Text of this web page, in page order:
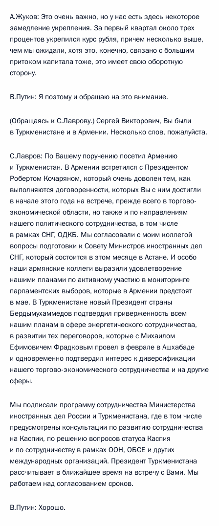
А.Жуков: Это очень важно, но у нас есть здесь некоторое
замедление укрепления. За первый квартал около трех
процентов укрепился курс рубля, причем несколько выше,
чем мы ожидали, хотя это, конечно, связано с большим
притоком капитала тоже, это имеет свою оборотную
сторону.
В.Путин: Я поэтому и обращаю на это внимание.
(Обращаясь к С.Лаврову.) Сергей Викторович, Вы были
в Туркменистане и в Армении. Несколько слов, пожалуйста.
С.Лавров: По Вашему поручению посетил Армению
и Туркменистан. В Армении встретился с Президентом
Робертом Кочаряном, который очень доволен тем, как
выполняются договоренности, которых Вы с ним достигли
в начале этого года на встрече, прежде всего в торгово-
экономической области, но также и по направлениям
нашего политического сотрудничества, в том числе
в рамках СНГ, ОДКБ. Мы согласовали с моим коллегой
вопросы подготовки к Совету Министров иностранных дел
СНГ, который состоится в этом месяце в Астане. И особо
наши армянские коллеги выразили удовлетворение
нашими планами по активному участию в мониторинге
парламентских выборов, которые в Армении предстоят
в мае. В Туркменистане новый Президент страны
Бердымухаммедов подтвердил приверженность всем
нашим планам в сфере энергетического сотрудничества,
в развитии тех переговоров, которые с Михаилом
Ефимовичем Фрадковым провел в феврале в Ашхабаде
и одновременно подтвердил интерес к диверсификации
нашего торгово-экономического сотрудничества и на другие
сферы.
Мы подписали программу сотрудничества Министерства
иностранных дел России и Туркменистана, где в том числе
предусмотрены консультации по развитию сотрудничества
на Каспии, по решению вопросов статуса Каспия
и по сотрудничеству в рамках ООН, ОБСЕ и других
международных организаций. Президент Туркменистана
рассчитывает в ближайшее время на встречу с Вами. Мы
работаем над согласованием сроков.
В.Путин: Хорошо.